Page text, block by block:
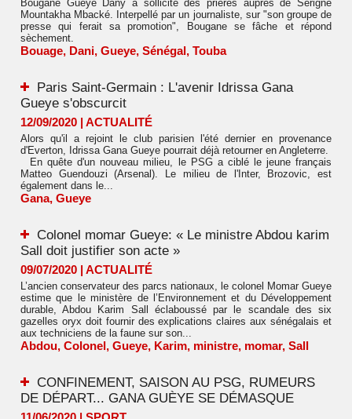
Bougane Gueye Dany a sollicité des prières auprès de Serigne
Mountakha Mbacké. Interpellé par un journaliste, sur "son groupe de
presse qui ferait sa promotion", Bougane se fâche et répond
sèchement.
Bouage, Dani, Gueye, Sénégal, Touba
Paris Saint-Germain : L'avenir Idrissa Gana
Gueye s'obscurcit
12/09/2020 | ACTUALITÉ
Alors qu'il a rejoint le club parisien l'été dernier en provenance
d'Everton, Idrissa Gana Gueye pourrait déjà retourner en Angleterre.
En quête d'un nouveau milieu, le PSG a ciblé le jeune français
Matteo Guendouzi (Arsenal). Le milieu de l'Inter, Brozovic, est
également dans le...
Gana, Gueye
Colonel momar Gueye: « Le ministre Abdou karim
Sall doit justifier son acte »
09/07/2020 | ACTUALITÉ
L’ancien conservateur des parcs nationaux, le colonel Momar Gueye
estime que le ministère de l’Environnement et du Développement
durable, Abdou Karim Sall éclaboussé par le scandale des six
gazelles oryx doit fournir des explications claires aux sénégalais et
aux techniciens de la faune sur son...
Abdou, Colonel, Gueye, Karim, ministre, momar, Sall
CONFINEMENT, SAISON AU PSG, RUMEURS
DE DÉPART... GANA GUÈYE SE DÉMASQUE